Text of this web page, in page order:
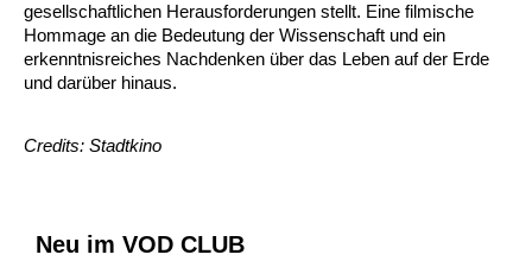
gesellschaftlichen Herausforderungen stellt. Eine filmische
Hommage an die Bedeutung der Wissenschaft und ein
erkenntnisreiches Nachdenken über das Leben auf der Erde
und darüber hinaus.
Credits: Stadtkino
Neu im VOD CLUB